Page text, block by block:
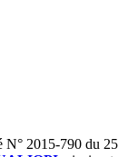
N° 2015-790 du 25